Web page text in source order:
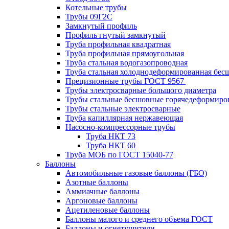
Котельные трубы
Трубы 09Г2С
Замкнутый профиль
Профиль гнутый замкнутый
Труба профильная квадратная
Труба профильная прямоугольная
Труба стальная водогазопроводная
Труба стальная холоднодеформированная
Прецизионные трубы ГОСТ 9567
Трубы электросварные большого диаметра
Трубы стальные бесшовные
Трубы стальные электросварные
Труба капиллярная нержавеющая
Насосно-компрессорные трубы
Труба НКТ 73
Труба НКТ 60
Труба МОБ по ГОСТ 15040-77
Баллоны
Автомобильные газовые баллоны (ГБО)
Азотные баллоны
Аммиачные баллоны
Аргоновые баллоны
Ацетиленовые баллоны
Баллоны малого и среднего объема ГОСТ